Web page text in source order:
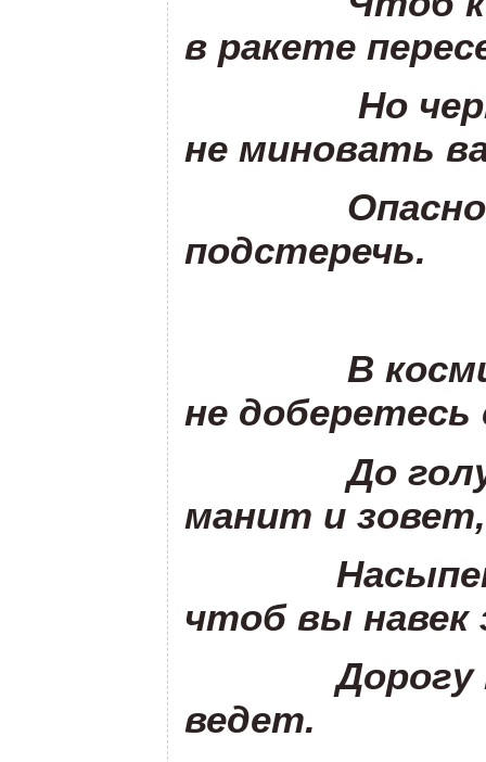
в ракете
Но
не миновать
подстеречь.
В
не доберетесь
До
манит и зовет,
Насыпем
чтоб вы навек
Дорогу к
ведет.